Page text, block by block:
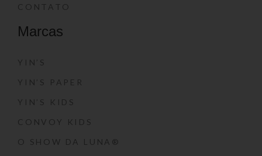
CONTATO
Marcas
YIN’S
YIN’S PAPER
YIN’S KIDS
CONVOY KIDS
O SHOW DA LUNA®